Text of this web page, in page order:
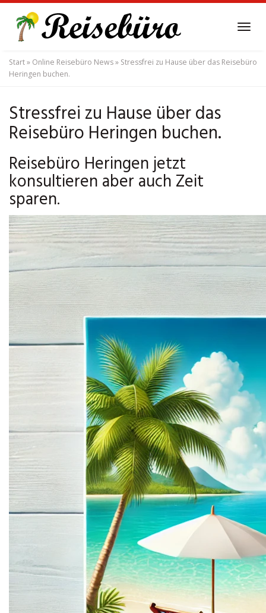
main
content
Start» Online Reisebüro News» Stressfrei zu Hause über das Reisebüro
Heringen buchen.
Stressfrei zu Hause über das
Reisebüro Heringen buchen.
Reisebüro Heringen jetzt
konsultieren aber auch Zeit
sparen.